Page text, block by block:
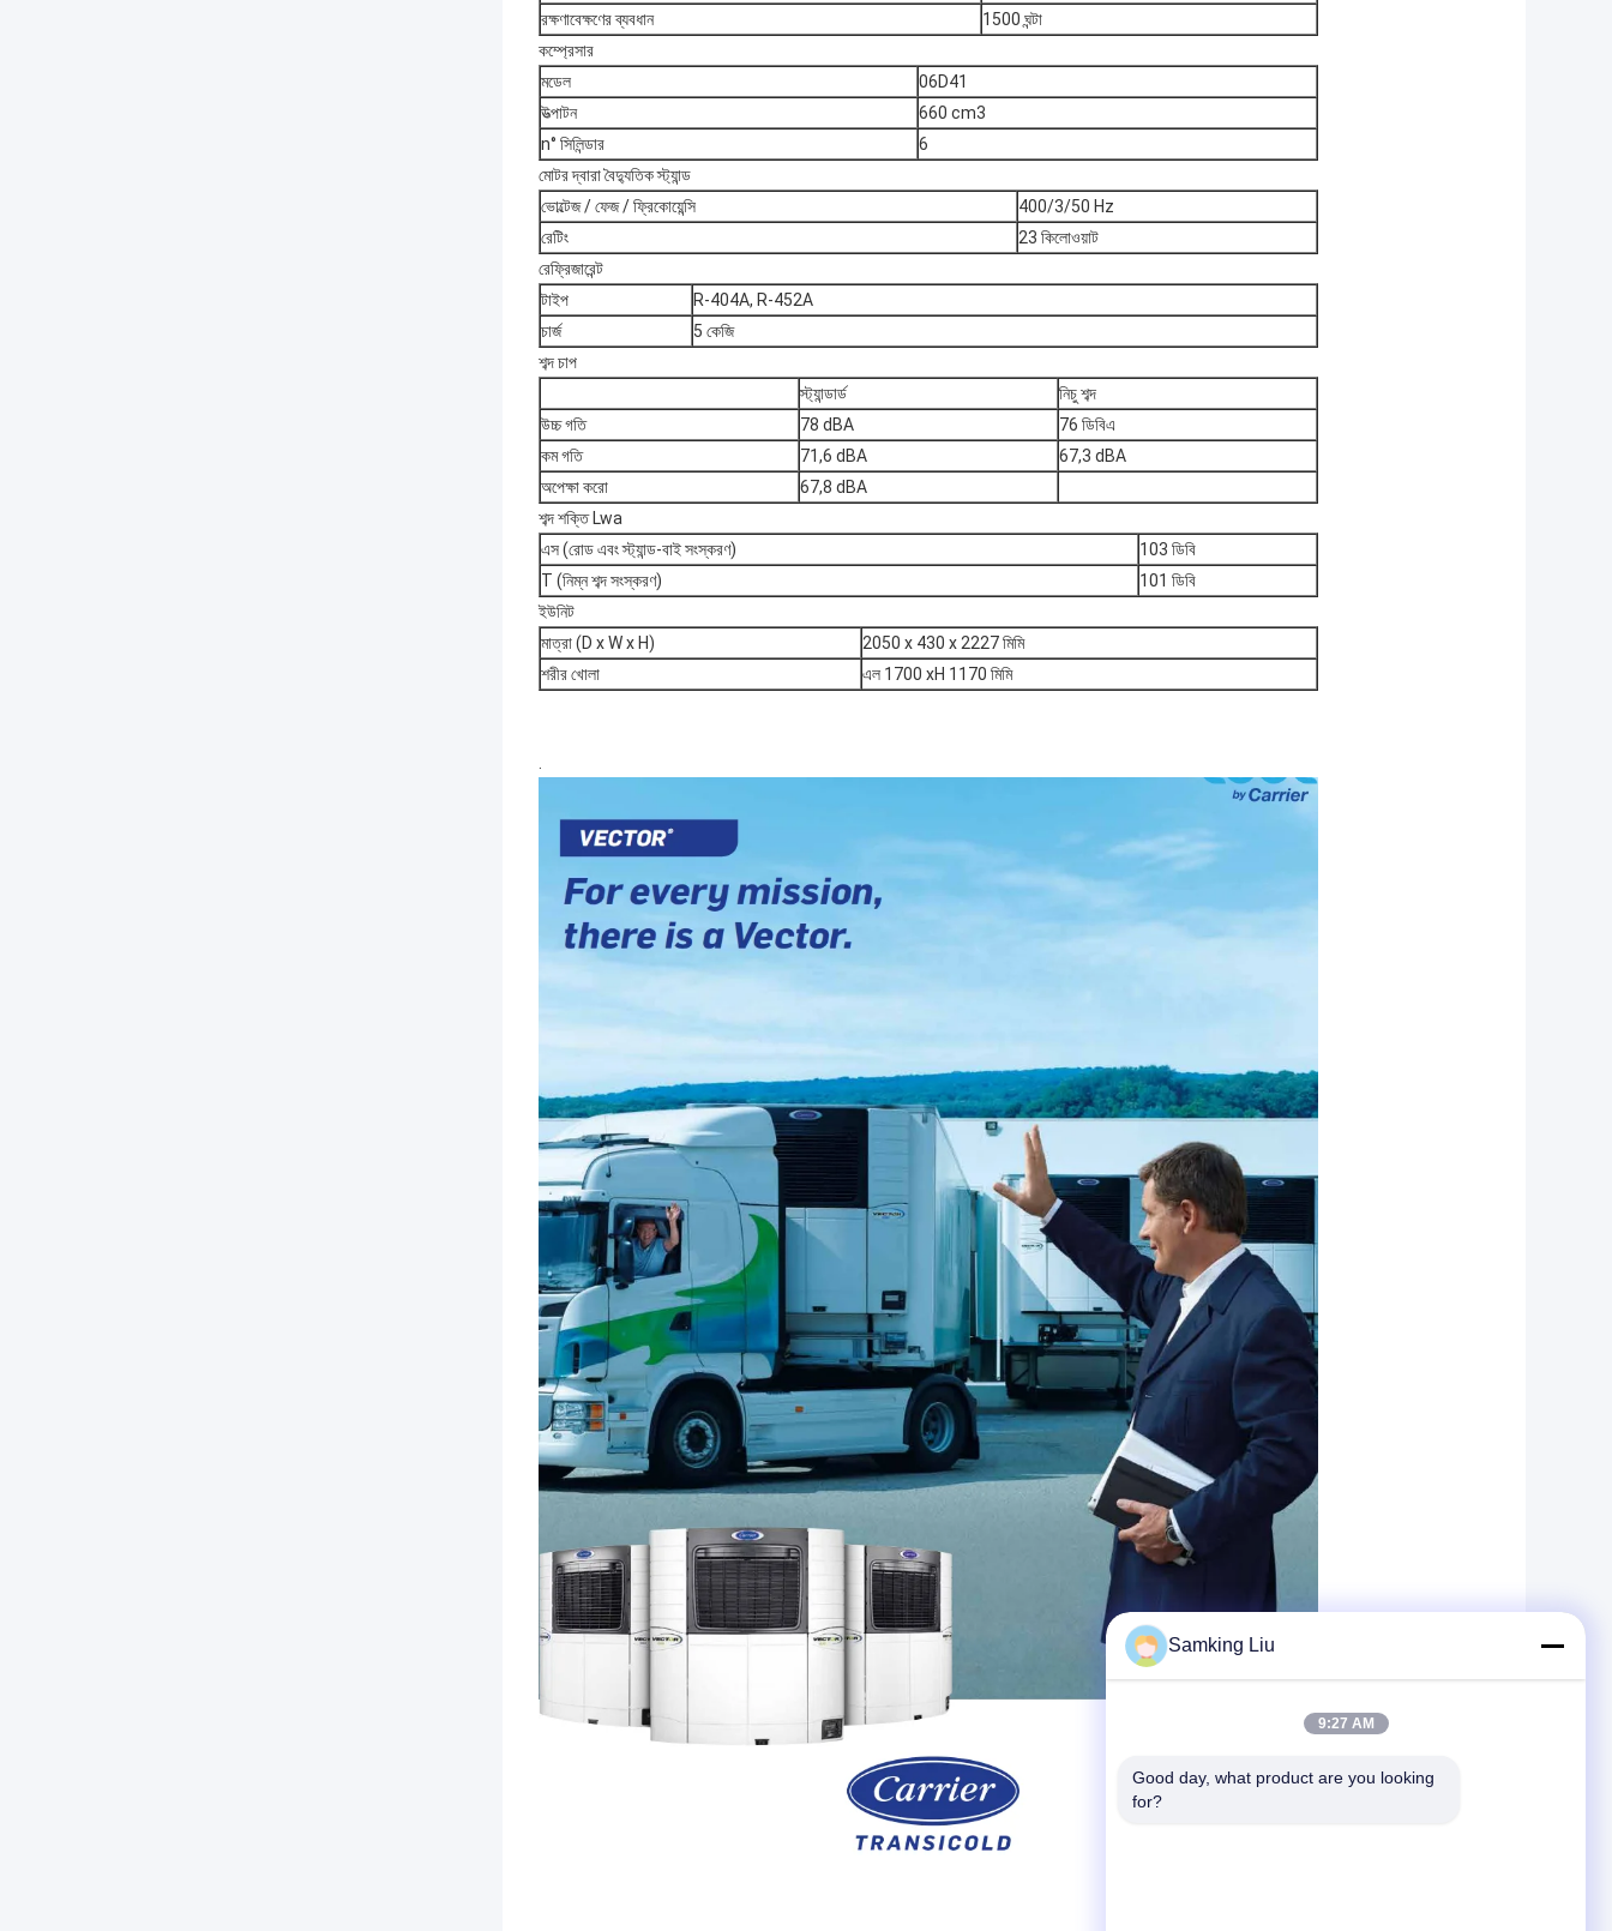
রক্ষণাবেক্ষণের ব্যবধান
1500 ঘন্টা
কম্প্রেসার
মডেল
06D41
উত্পাটন
660 cm3
n° সিলিন্ডার
6
মোটর দ্বারা বৈদ্যুতিক স্ট্যান্ড
ভোল্টেজ / ফেজ / ফ্রিকোয়েন্সি
400/3/50 Hz
রেটিং
23 কিলোওয়াট
রেফ্রিজারেন্ট
টাইপ
R-404A, R-452A
চার্জ
5 কেজি
শব্দ চাপ
স্ট্যান্ডার্ড
নিচু শব্দ
উচ্চ গতি
78 dBA
76 ডিবিএ
কম গতি
71,6 dBA
67,3 dBA
অপেক্ষা করো
67,8 dBA
শব্দ শক্তি Lwa
এস (রোড এবং স্ট্যান্ড-বাই সংস্করণ)
103 ডিবি
T (নিম্ন শব্দ সংস্করণ)
101 ডিবি
ইউনিট
মাত্রা (D x W x H)
2050 x 430 x 2227 মিমি
শরীর খোলা
এল 1700 xH 1170 মিমি
.
Samking Liu
9:27 AM
Good day, what product are you looking
for?